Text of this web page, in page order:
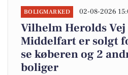
BOLIGMARKED 02-08-2026
Vilhelm Herolds Vej
Middelfart er solgt
se køberen og 2
boliger